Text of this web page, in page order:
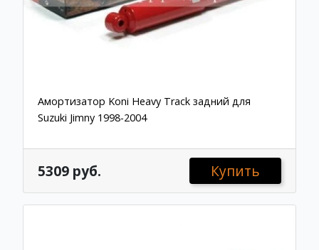
Амортизатор Koni Heavy Track задний для
Suzuki Jimny 1998-2004
5309 руб. Купить